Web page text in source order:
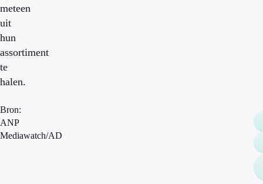
meteen
uit
hun
assortiment
te
halen.
Bron:
ANP
Mediawatch/AD